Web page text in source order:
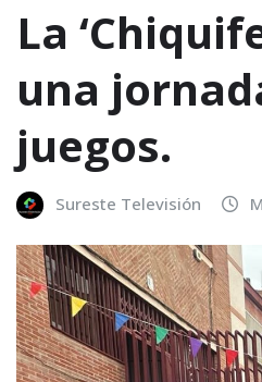
La
una
juegos.
Sureste Televisión